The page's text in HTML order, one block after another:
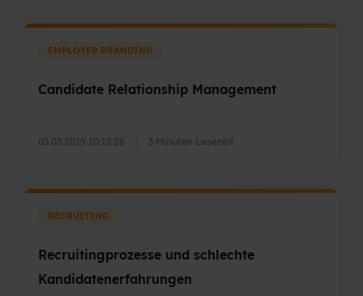
EMPLOYER BRANDING
Candidate Relationship Management
03.03.2015 10:13:26 3 Minuten Lesezeit
RECRUITING
Recruitingprozesse und schlechte
Kandidatenerfahrungen